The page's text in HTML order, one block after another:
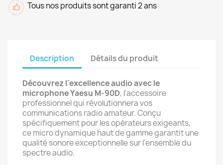
Tous nos produits sont garanti 2 ans
Description Détails du produit
Découvrez l'excellence audio avec le
microphone Yaesu M-90D, l'accessoire
professionnel qui révolutionnera vos
communications radio amateur. Conçu
spécifiquement pour les opérateurs exigeants,
ce micro dynamique haut de gamme garantit une
qualité sonore exceptionnelle sur l'ensemble du
spectre audio.